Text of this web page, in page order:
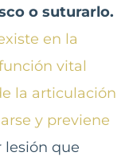
o suturarlo.
en la
vital
la articulación
y previene
lesión que